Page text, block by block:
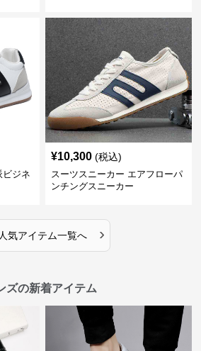
ビジネ
¥10,300 (税込)
スーツスニーカー エアフローパ
ンチングスニーカー
人気アイテム一覧へ ›
ズの新着アイテム